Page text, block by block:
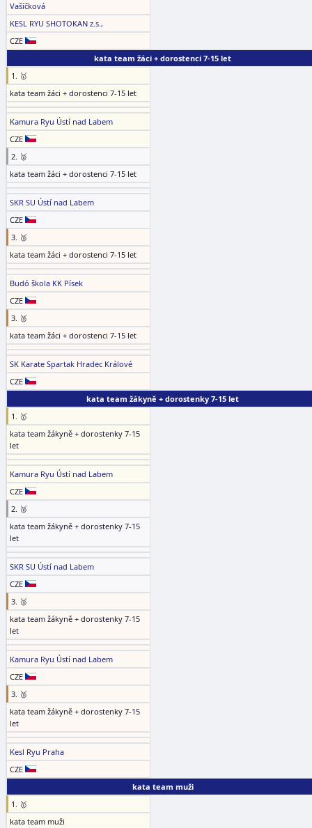
Vašíčková
KESL RYU SHOTOKAN z.s.,
CZE
kata team žáci + dorostenci 7-15 let
1. 🥇
kata team žáci + dorostenci 7-15 let
Kamura Ryu Ústí nad Labem
CZE
2. 🥈
kata team žáci + dorostenci 7-15 let
SKR SU Ústí nad Labem
CZE
3. 🥉
kata team žáci + dorostenci 7-15 let
Budó škola KK Písek
CZE
3. 🥉
kata team žáci + dorostenci 7-15 let
SK Karate Spartak Hradec Králové
CZE
kata team žákyně + dorostenky 7-15 let
1. 🥇
kata team žákyně + dorostenky 7-15
let
Kamura Ryu Ústí nad Labem
CZE
2. 🥈
kata team žákyně + dorostenky 7-15
let
SKR SU Ústí nad Labem
CZE
3. 🥉
kata team žákyně + dorostenky 7-15
let
Kamura Ryu Ústí nad Labem
CZE
3. 🥉
kata team žákyně + dorostenky 7-15
let
Kesl Ryu Praha
CZE
kata team muži
1. 🥇
kata team muži